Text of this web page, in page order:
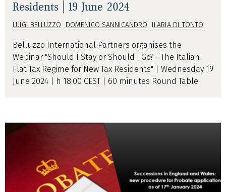
Residents | 19 June 2024
LUIGI BELLUZZO DOMENICO SANNICANDRO ILARIA DI TONTO
Belluzzo International Partners organises the
Webinar "Should I Stay or Should I Go? - The Italian
Flat Tax Regime for New Tax Residents" | Wednesday 19
June 2024 | h 18:00 CEST | 60 minutes Round Table.